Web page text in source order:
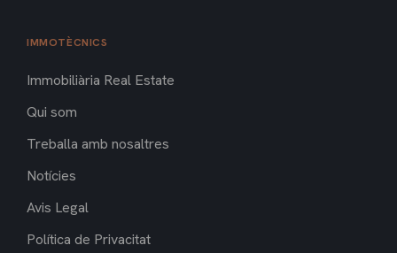
IMMOTÈCNICS
Immobiliària Real Estate
Qui som
Treballa amb nosaltres
Notícies
Avis Legal
Política de Privacitat